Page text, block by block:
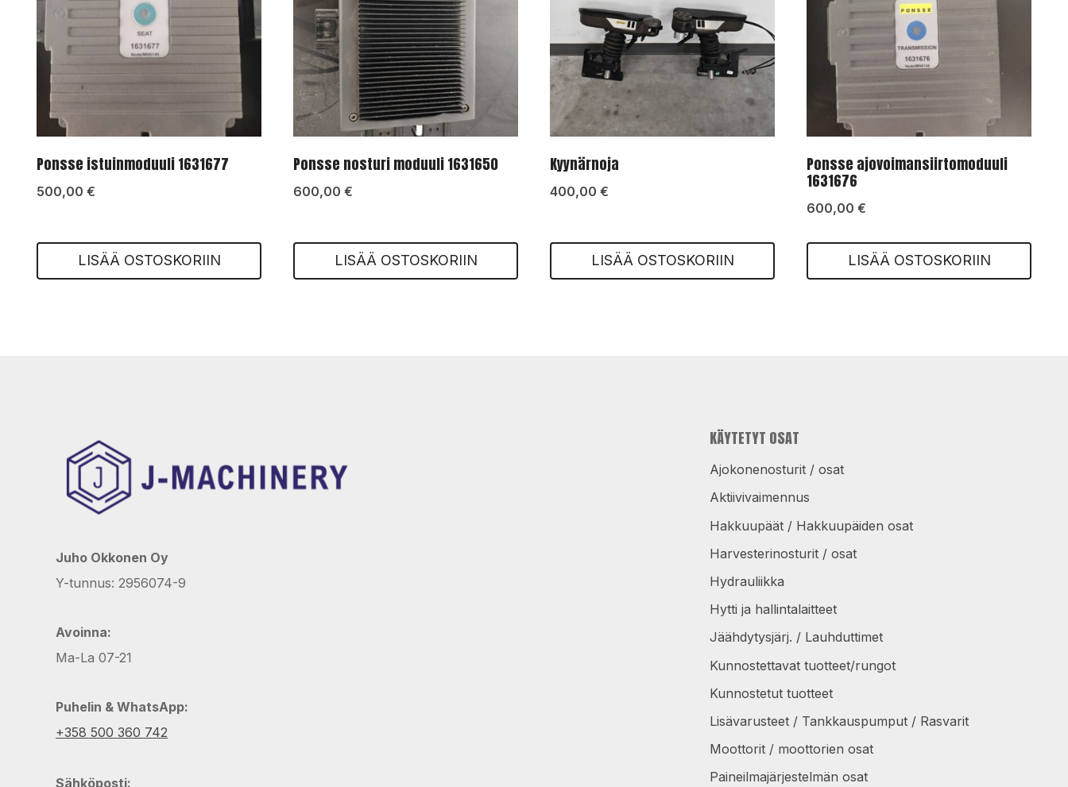
Ponsse istuinmoduuli 1631677
500,00 €
LISÄÄ OSTOSKORIIN
Ponsse nosturi moduuli 1631650
600,00 €
LISÄÄ OSTOSKORIIN
Kyynärnoja
400,00 €
LISÄÄ OSTOSKORIIN
Ponsse ajovoimansiirtomoduuli
1631676
600,00 €
LISÄÄ OSTOSKORIIN
Juho Okkonen Oy
Y-tunnus: 2956074-9
Avoinna:
Ma-La 07-21
Puhelin & WhatsApp:
+358 500 360 742
Sähköposti:
KÄYTETYT OSAT
Ajokonenosturit / osat
Aktiivivaimennus
Hakkuupäät / Hakkuupäiden osat
Harvesterinosturit / osat
Hydrauliikka
Hytti ja hallintalaitteet
Jäähdytysjärj. / Lauhduttimet
Kunnostettavat tuotteet/rungot
Kunnostetut tuotteet
Lisävarusteet / Tankkauspumput / Rasvarit
Moottorit / moottorien osat
Paineilmajärjestelmän osat